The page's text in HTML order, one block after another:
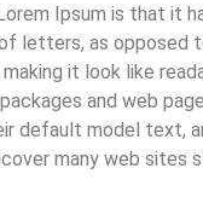
Ipsum is that it
letters, as opposed
it look like
and web
default model text,
many web sites